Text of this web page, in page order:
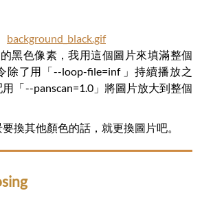
background_black.gif
黑色像素，我用這個圖片來填滿整個
除了用「--loop-file=inf 」持續播放之
「--panscan=1.0」將圖片放大到整個
換其他顏色的話，就更換圖片吧。